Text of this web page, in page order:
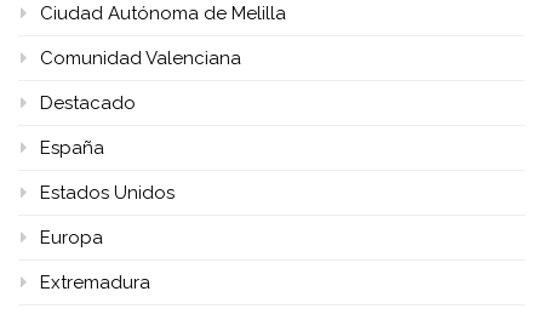
Ciudad Autónoma de Melilla
Comunidad Valenciana
Destacado
España
Estados Unidos
Europa
Extremadura